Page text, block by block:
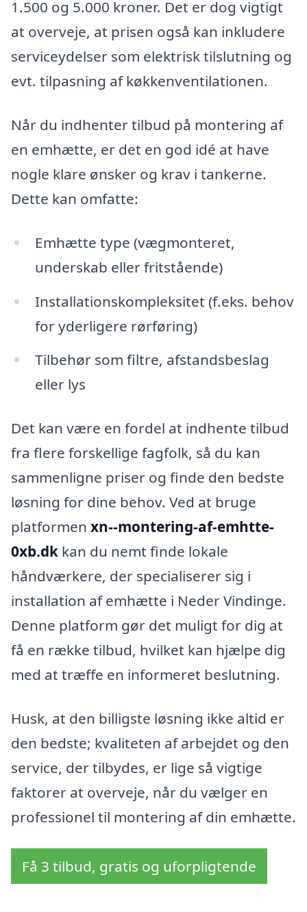
1.500 og 5.000 kroner. Det er dog vigtigt
at overveje, at prisen også kan inkludere
serviceydelser som elektrisk tilslutning og
evt. tilpasning af køkkenventilationen.
Når du indhenter tilbud på montering af
en emhætte, er det en god idé at have
nogle klare ønsker og krav i tankerne.
Dette kan omfatte:
Emhætte type (vægmonteret,
underskab eller fritstående)
Installationskompleksitet (f.eks. behov
for yderligere rørføring)
Tilbehør som filtre, afstandsbeslag
eller lys
Det kan være en fordel at indhente tilbud
fra flere forskellige fagfolk, så du kan
sammenligne priser og finde den bedste
løsning for dine behov. Ved at bruge
platformen xn--montering-af-emhtte-
0xb.dk kan du nemt finde lokale
håndværkere, der specialiserer sig i
installation af emhætte i Neder Vindinge.
Denne platform gør det muligt for dig at
få en række tilbud, hvilket kan hjælpe dig
med at træffe en informeret beslutning.
Husk, at den billigste løsning ikke altid er
den bedste; kvaliteten af arbejdet og den
service, der tilbydes, er lige så vigtige
faktorer at overveje, når du vælger en
professionel til montering af din emhætte.
Få 3 tilbud, gratis og uforpligtende